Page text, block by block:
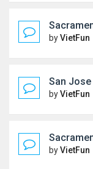
byVietFun
San Jose
byVietFun
byVietFun